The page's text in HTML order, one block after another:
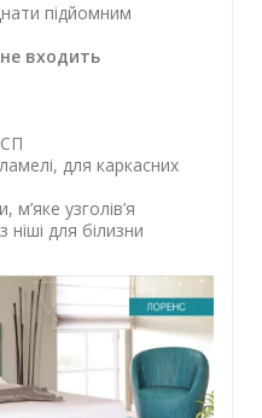
підйомним
входить
ламелі, для каркасних
м’яке узголів’я
ніші для білизни